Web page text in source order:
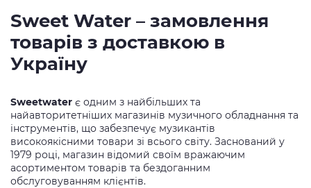
Sweet Water – замовлення
товарів з доставкою в
Україну
Sweetwater є одним з найбільших та
найавторитетніших магазинів музичного обладнання та
інструментів, що забезпечує музикантів
високоякісними товари зі всього світу. Заснований у
1979 році, магазин відомий своїм вражаючим
асортиментом товарів та бездоганним
обслуговуванням клієнтів.